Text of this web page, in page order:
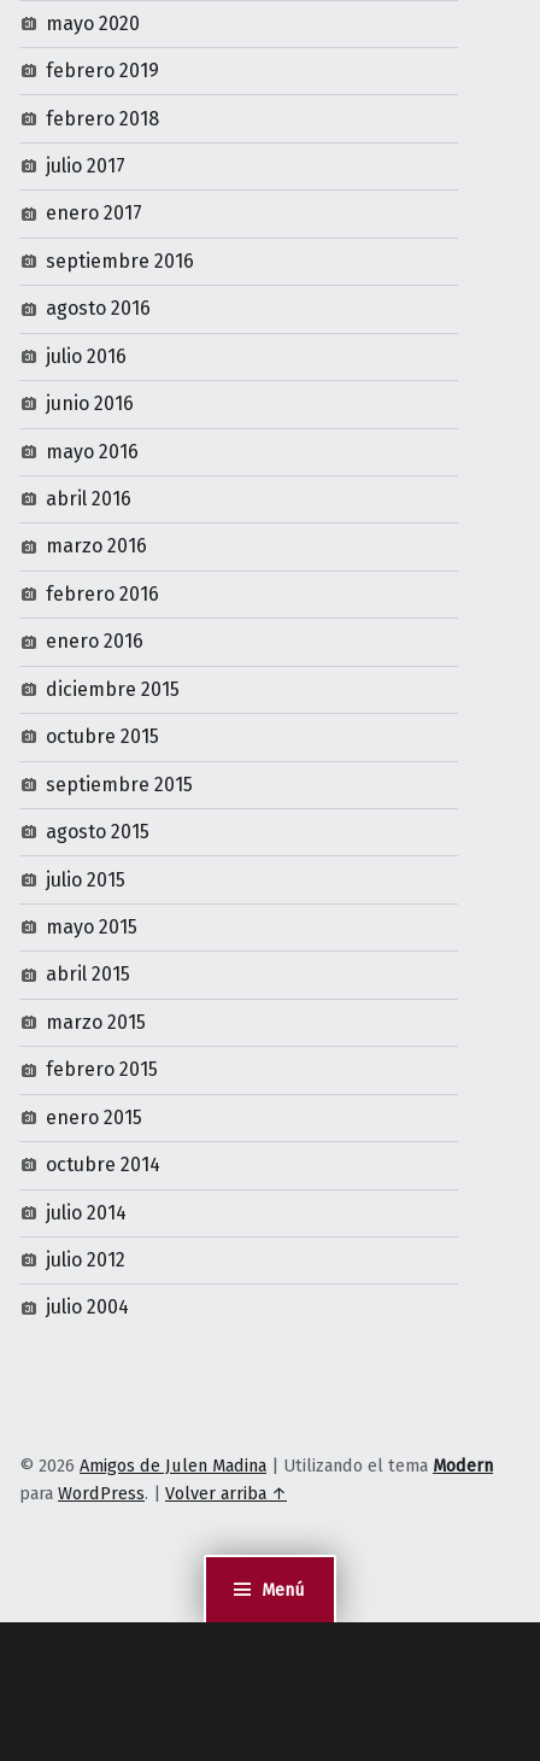
Menú
mayo 2020
febrero 2019
febrero 2018
julio 2017
enero 2017
septiembre 2016
agosto 2016
julio 2016
junio 2016
mayo 2016
abril 2016
marzo 2016
febrero 2016
enero 2016
diciembre 2015
octubre 2015
septiembre 2015
agosto 2015
julio 2015
mayo 2015
abril 2015
marzo 2015
febrero 2015
enero 2015
octubre 2014
julio 2014
julio 2012
julio 2004
© 2026 Amigos de Julen Madina Utilizando el tema Modern
para WordPress. Volver arriba ↑